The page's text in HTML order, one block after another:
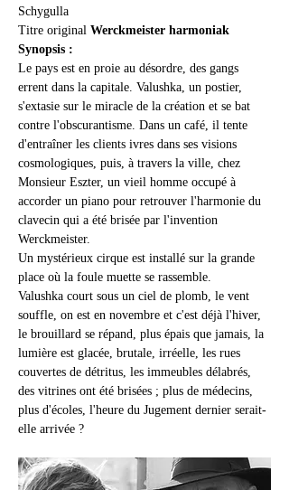
Schygulla
Titre original Werckmeister harmoniak
Synopsis :
Le pays est en proie au désordre, des gangs
errent dans la capitale. Valushka, un postier,
s'extasie sur le miracle de la création et se bat
contre l'obscurantisme. Dans un café, il tente
d'entraîner les clients ivres dans ses visions
cosmologiques, puis, à travers la ville, chez
Monsieur Eszter, un vieil homme occupé à
accorder un piano pour retrouver l'harmonie du
clavecin qui a été brisée par l'invention
Werckmeister.
Un mystérieux cirque est installé sur la grande
place où la foule muette se rassemble.
Valushka court sous un ciel de plomb, le vent
souffle, on est en novembre et c'est déjà l'hiver,
le brouillard se répand, plus épais que jamais, la
lumière est glacée, brutale, irréelle, les rues
couvertes de détritus, les immeubles délabrés,
des vitrines ont été brisées ; plus de médecins,
plus d'écoles, l'heure du Jugement dernier serait-
elle arrivée ?